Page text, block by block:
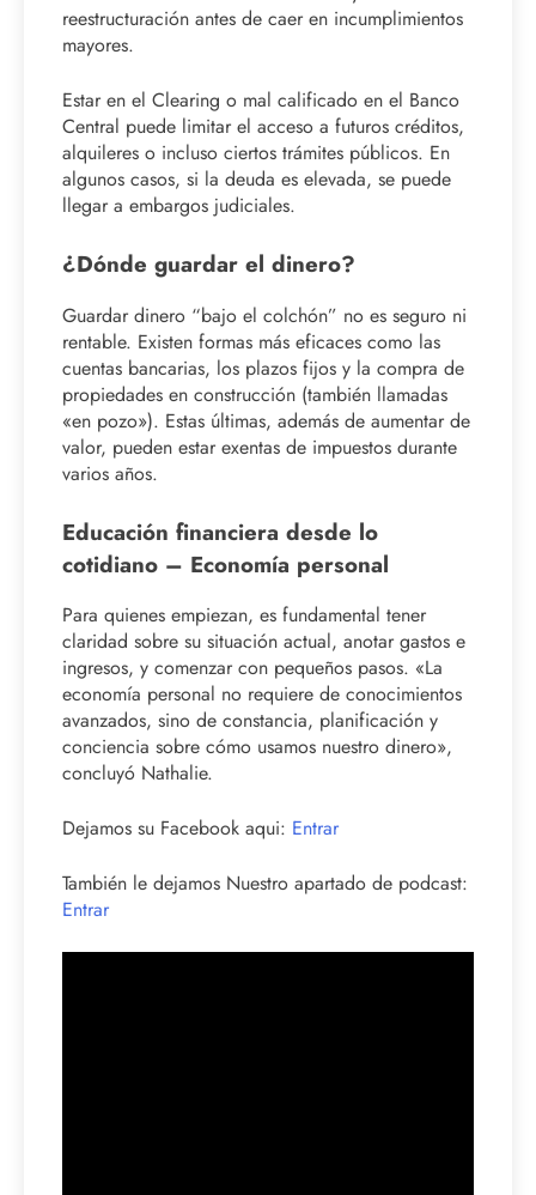
reestructuración antes de caer en incumplimientos
mayores.
Estar en el Clearing o mal calificado en el Banco
Central puede limitar el acceso a futuros créditos,
alquileres o incluso ciertos trámites públicos. En
algunos casos, si la deuda es elevada, se puede
llegar a embargos judiciales.
¿Dónde guardar el dinero?
Guardar dinero “bajo el colchón” no es seguro ni
rentable. Existen formas más eficaces como las
cuentas bancarias, los plazos fijos y la compra de
propiedades en construcción (también llamadas
«en pozo»). Estas últimas, además de aumentar de
valor, pueden estar exentas de impuestos durante
varios años.
Educación financiera desde lo
cotidiano – Economía personal
Para quienes empiezan, es fundamental tener
claridad sobre su situación actual, anotar gastos e
ingresos, y comenzar con pequeños pasos. «La
economía personal no requiere de conocimientos
avanzados, sino de constancia, planificación y
conciencia sobre cómo usamos nuestro dinero»,
concluyó Nathalie.
Dejamos su Facebook aqui: Entrar
También le dejamos Nuestro apartado de podcast:
Entrar